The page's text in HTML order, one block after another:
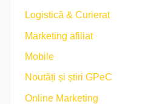
Logistică & Curierat
Marketing afiliat
Mobile
Noutăți și știri GPeC
Online Marketing